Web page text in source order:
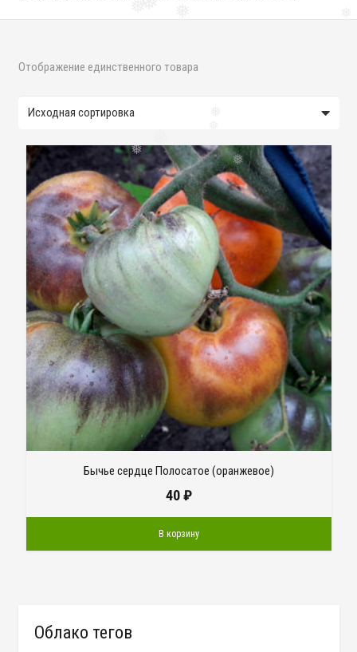
❅
❅
❅
❅
❅
Отображение единственного товара
Бычье сердце Полосатое (оранжевое)
40₽
В корзину
Облако тегов